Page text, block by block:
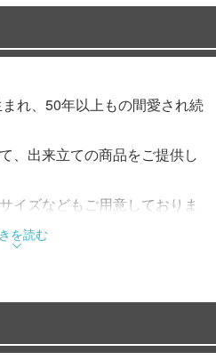
れ、50年以上もの間愛され続
、出来立ての商品をご提供し
イズなどもご用意しておりま
を読む